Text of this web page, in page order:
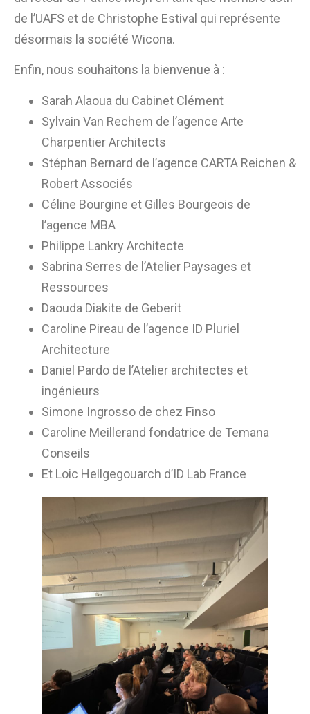
de l’UAFS et de Christophe Estival qui représente
désormais la société Wicona.
Enfin, nous souhaitons la bienvenue à :
Sarah Alaoua du Cabinet Clément
Sylvain Van Rechem de l’agence Arte
Charpentier Architects
Stéphan Bernard de l’agence CARTA Reichen &
Robert Associés
Céline Bourgine et Gilles Bourgeois de
l’agence MBA
Philippe Lankry Architecte
Sabrina Serres de l’Atelier Paysages et
Ressources
Daouda Diakite de Geberit
Caroline Pireau de l’agence ID Pluriel
Architecture
Daniel Pardo de l’Atelier architectes et
ingénieurs
Simone Ingrosso de chez Finso
Caroline Meillerand fondatrice de Temana
Conseils
Et Loic Hellgegouarch d’ID Lab France